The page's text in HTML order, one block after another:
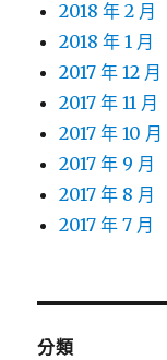
2018 年 2 月
2018 年 1 月
2017 年 12 月
2017 年 11 月
2017 年 10 月
2017 年 9 月
2017 年 8 月
2017 年 7 月
分類